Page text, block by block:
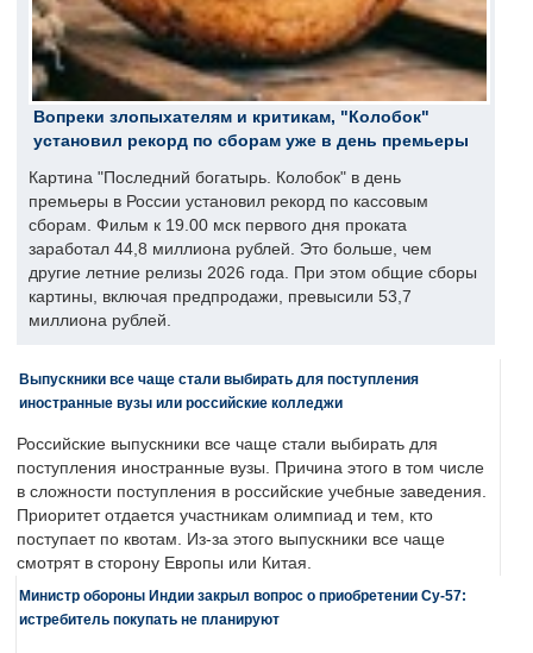
Вопреки злопыхателям и критикам, "Колобок"
установил рекорд по сборам уже в день премьеры
Картина "Последний богатырь. Колобок" в день
премьеры в России установил рекорд по кассовым
сборам. Фильм к 19.00 мск первого дня проката
заработал 44,8 миллиона рублей. Это больше, чем
другие летние релизы 2026 года. При этом общие сборы
картины, включая предпродажи, превысили 53,7
миллиона рублей.
Выпускники все чаще стали выбирать для поступления
иностранные вузы или российские колледжи
Российские выпускники все чаще стали выбирать для
поступления иностранные вузы. Причина этого в том числе
в сложности поступления в российские учебные заведения.
Приоритет отдается участникам олимпиад и тем, кто
поступает по квотам. Из-за этого выпускники все чаще
смотрят в сторону Европы или Китая.
Министр обороны Индии закрыл вопрос о приобретении Су-57:
истребитель покупать не планируют